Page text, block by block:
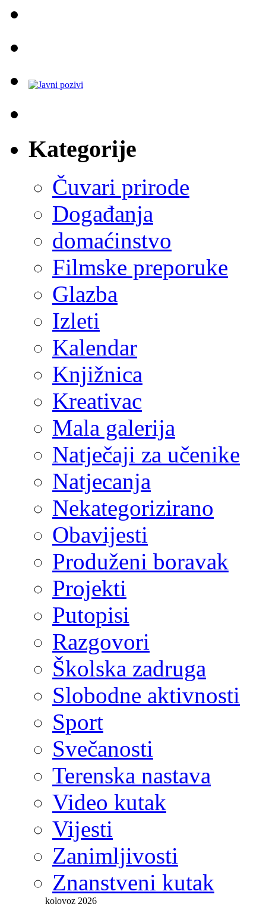
Kategorije
Čuvari prirode
Događanja
domaćinstvo
Filmske preporuke
Glazba
Izleti
Kalendar
Knjižnica
Kreativac
Mala galerija
Natječaji za učenike
Natjecanja
Nekategorizirano
Obavijesti
Produženi boravak
Projekti
Putopisi
Razgovori
Školska zadruga
Slobodne aktivnosti
Sport
Svečanosti
Terenska nastava
Video kutak
Vijesti
Zanimljivosti
Znanstveni kutak
kolovoz 2026